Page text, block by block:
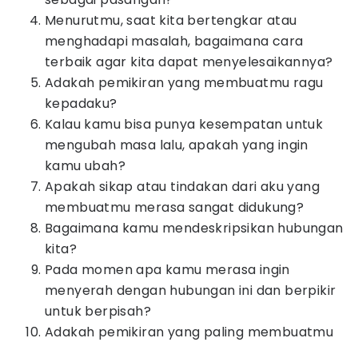
Menurutmu, saat kita bertengkar atau
menghadapi masalah, bagaimana cara
terbaik agar kita dapat menyelesaikannya?
Adakah pemikiran yang membuatmu ragu
kepadaku?
Kalau kamu bisa punya kesempatan untuk
mengubah masa lalu, apakah yang ingin
kamu ubah?
Apakah sikap atau tindakan dari aku yang
membuatmu merasa sangat didukung?
Bagaimana kamu mendeskripsikan hubungan
kita?
Pada momen apa kamu merasa ingin
menyerah dengan hubungan ini dan berpikir
untuk berpisah?
Adakah pemikiran yang paling membuatmu